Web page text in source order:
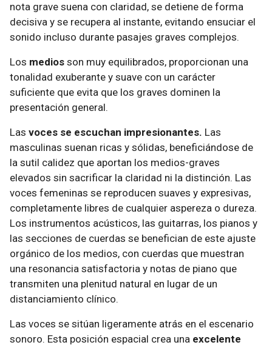
nota grave suena con claridad, se detiene de forma
decisiva y se recupera al instante, evitando ensuciar el
sonido incluso durante pasajes graves complejos.
​ Los medios son muy equilibrados, proporcionan una
tonalidad exuberante y suave con un carácter
suficiente que evita que los graves dominen la
presentación general.
Las voces se escuchan impresionantes. Las
masculinas suenan ricas y sólidas, beneficiándose de
la sutil calidez que aportan los medios-graves
elevados sin sacrificar la claridad ni la distinción. Las
voces femeninas se reproducen suaves y expresivas,
completamente libres de cualquier aspereza o dureza.
Los instrumentos acústicos, las guitarras, los pianos y
las secciones de cuerdas se benefician de este ajuste
orgánico de los medios, con cuerdas que muestran
una resonancia satisfactoria y notas de piano que
transmiten una plenitud natural en lugar de un
distanciamiento clínico.
Las voces se sitúan ligeramente atrás en el escenario
sonoro. Esta posición espacial crea una excelente